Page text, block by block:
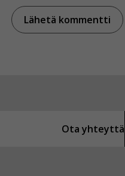
Ota yhteyttä